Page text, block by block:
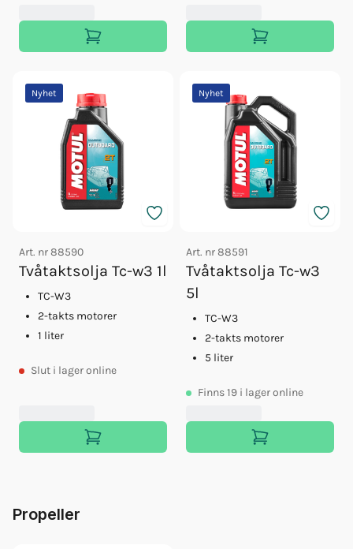
Nyhet
Art. nr88590
Tvåtaktsolja Tc-w3 1l
TC-W3
2-takts motorer
1 liter
Slut i lager online
Nyhet
Art. nr88591
Tvåtaktsolja Tc-w3
5l
TC-W3
2-takts motorer
5 liter
Finns19 i lager online
Propeller